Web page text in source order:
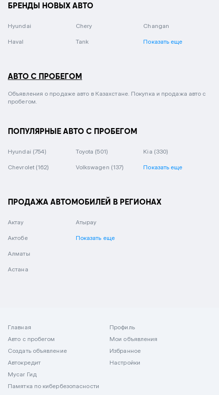
БРЕНДЫ НОВЫХ АВТО
Hyundai Chery Changan
Haval Tank Показать еще
АВТО С ПРОБЕГОМ
Объявления о продаже авто в Казахстане. Покупка и продажа авто с
пробегом.
ПОПУЛЯРНЫЕ АВТО С ПРОБЕГОМ
Hyundai (754) Toyota (501) Kia (330)
Chevrolet (162) Volkswagen (137) Показать еще
ПРОДАЖА АВТОМОБИЛЕЙ В РЕГИОНАХ
Актау
Актобе
Алматы
Астана
Атырау
Показать еще
Главная
Авто с пробегом
Создать объявление
Автокредит
Mycar Гид
Памятка по кибербезопасности
Профиль
Мои объявления
Избранное
Настройки